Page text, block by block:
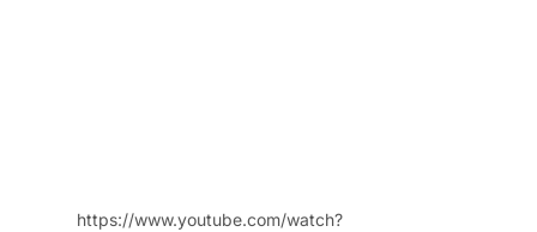
https://www.youtube.com/watch?